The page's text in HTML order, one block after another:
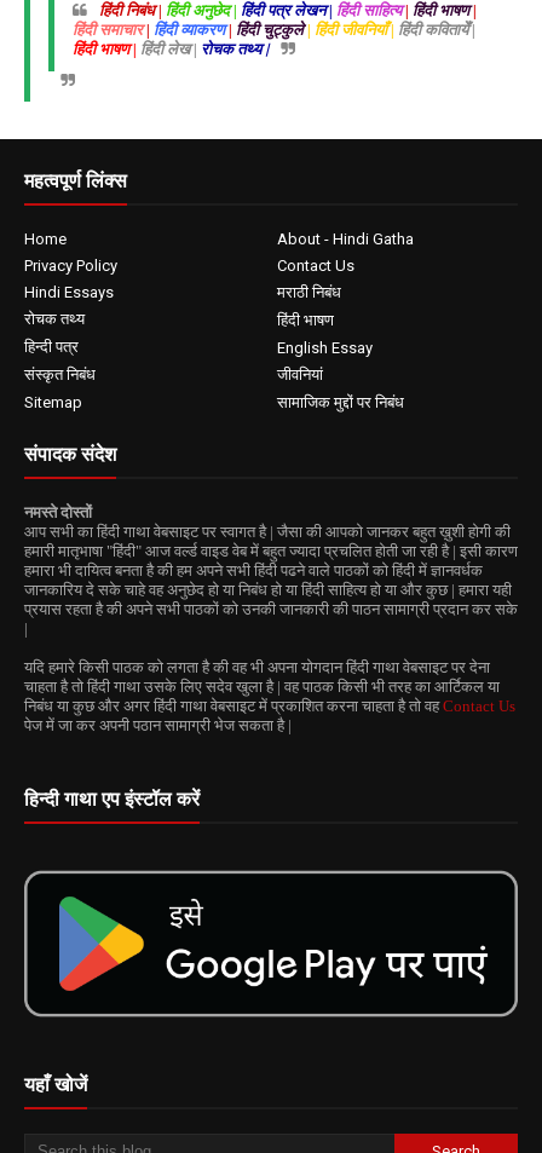
हिंदी निबंध | हिंदी अनुछेद | हिंदी पत्र लेखन | हिंदी साहित्य| हिंदी भाषण|
हिंदी समाचार| हिंदी व्याकरण| हिंदी चुट्कुले| हिंदी जीवनियाँ | हिंदी कवितायेँ |
हिंदी भाषण | हिंदी लेख | रोचक तथ्य |
महत्वपूर्ण लिंक्स
Home
About - Hindi Gatha
Privacy Policy
Contact Us
Hindi Essays
मराठी निबंध
रोचक तथ्य
हिंदी भाषण
हिन्दी पत्र
English Essay
संस्कृत निबंध
जीवनियां
Sitemap
सामाजिक मुद्दों पर निबंध
संपादक संदेश
नमस्ते दोस्तों
आप सभी का हिंदी गाथा वेबसाइट पर स्वागत है | जैसा की आपको जानकर बहुत ख़ुशी होगी की
हमारी मातृभाषा "हिंदी" आज वर्ल्ड वाइड वेब में बहुत ज्यादा प्रचलित होती जा रही है | इसी कारण
हमारा भी दायित्व बनता है की हम अपने सभी हिंदी पढने वाले पाठकों को हिंदी में ज्ञानवर्धक
जानकारिय दे सके चाहे वह अनुछेद हो या निबंध हो या हिंदी साहित्य हो या और कुछ | हमारा यही
प्रयास रहता है की अपने सभी पाठकों को उनकी जानकारी की पाठन सामाग्री प्रदान कर सके
|
यदि हमारे किसी पाठक को लगता है की वह भी अपना योगदान हिंदी गाथा वेबसाइट पर देना
चाहता है तो हिंदी गाथा उसके लिए सदेव खुला है | वह पाठक किसी भी तरह का आर्टिकल या
निबंध या कुछ और अगर हिंदी गाथा वेबसाइट में प्रकाशित करना चाहता है तो वहContact Us
पेज में जा कर अपनी पठान सामाग्री भेज सकता है |
हिन्दी गाथा एप इंस्टॉल करें
यहाँ खोजें